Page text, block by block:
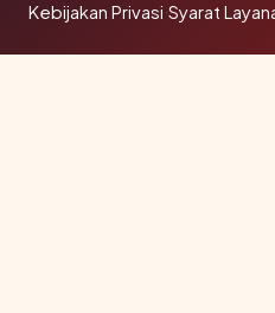
Kebijakan Privasi·Syarat